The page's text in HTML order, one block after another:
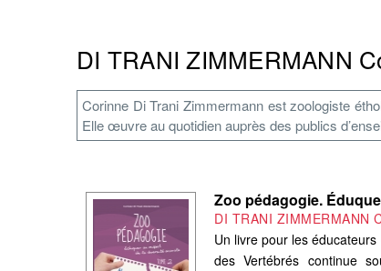
DI TRANI ZIMMERMANN
Corinne Di Trani Zimmermann est zoologiste
Elle œuvre au quotidien auprès des publics
Zoo pédagogie.
DI TRANI ZIMMERMANN
Un livre pour les
des Vertébrés continue